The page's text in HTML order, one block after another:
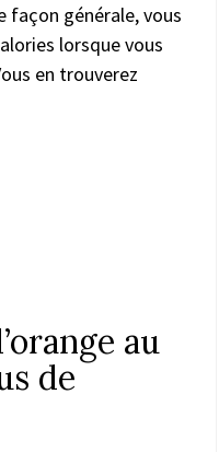
façon générale, vous
lorsque vous
en trouverez
au
de